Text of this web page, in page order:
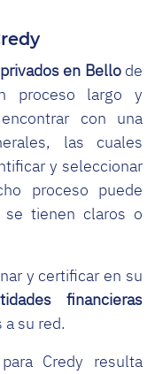
en Bellode
proceso largo y
con una
las cuales
y seleccionar
proceso puede
se tienen claros o
y certificar en su
financieras
a su red.
Credy resulta